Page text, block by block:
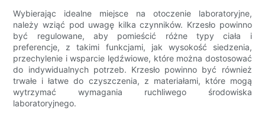
Wybierając idealne miejsce na otoczenie laboratoryjne,
należy wziąć pod uwagę kilka czynników. Krzesło powinno
być regulowane, aby pomieścić różne typy ciała i
preferencje, z takimi funkcjami, jak wysokość siedzenia,
przechylenie i wsparcie lędźwiowe, które można dostosować
do indywidualnych potrzeb. Krzesło powinno być również
trwałe i łatwe do czyszczenia, z materiałami, które mogą
wytrzymać wymagania ruchliwego środowiska
laboratoryjnego.